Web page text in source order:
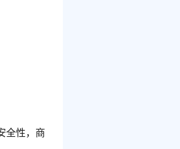
全性，商